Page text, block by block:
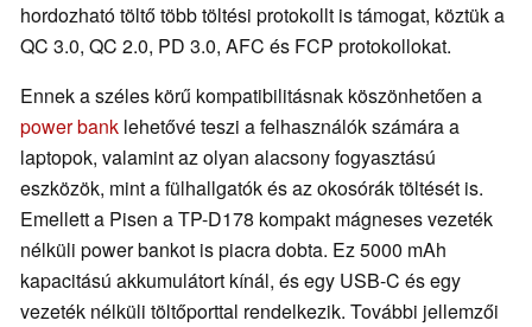
hordozható töltő több töltési protokollt is támogat, köztük a
QC 3.0, QC 2.0, PD 3.0, AFC és FCP protokollokat.
Ennek a széles körű kompatibilitásnak köszönhetően a
power bank lehetővé teszi a felhasználók számára a
laptopok, valamint az olyan alacsony fogyasztású
eszközök, mint a fülhallgatók és az okosórák töltését is.
Emellett a Pisen a TP-D178 kompakt mágneses vezeték
nélküli power bankot is piacra dobta. Ez 5000 mAh
kapacitású akkumulátort kínál, és egy USB-C és egy
vezeték nélküli töltőporttal rendelkezik. További jellemzői